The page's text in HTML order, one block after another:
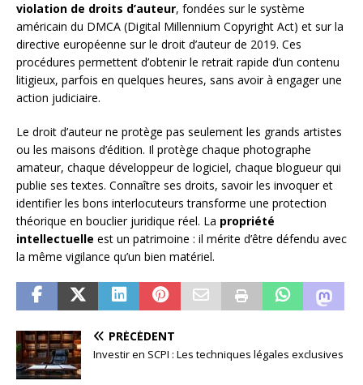
violation de droits d’auteur, fondées sur le système
américain du DMCA (Digital Millennium Copyright Act) et sur la
directive européenne sur le droit d’auteur de 2019. Ces
procédures permettent d’obtenir le retrait rapide d’un contenu
litigieux, parfois en quelques heures, sans avoir à engager une
action judiciaire.
Le droit d’auteur ne protège pas seulement les grands artistes
ou les maisons d’édition. Il protège chaque photographe
amateur, chaque développeur de logiciel, chaque blogueur qui
publie ses textes. Connaître ses droits, savoir les invoquer et
identifier les bons interlocuteurs transforme une protection
théorique en bouclier juridique réel. La propriété
intellectuelle est un patrimoine : il mérite d’être défendu avec
la même vigilance qu’un bien matériel.
PRÉCÉDENT
Investir en SCPI : Les techniques légales exclusives